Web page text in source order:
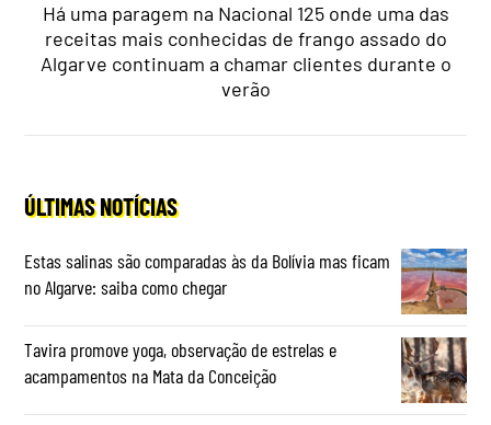
Há uma paragem na Nacional 125 onde uma das
receitas mais conhecidas de frango assado do
Algarve continuam a chamar clientes durante o
verão
ÚLTIMAS NOTÍCIAS
Estas salinas são comparadas às da Bolívia mas ficam
no Algarve: saiba como chegar
Tavira promove yoga, observação de estrelas e
acampamentos na Mata da Conceição